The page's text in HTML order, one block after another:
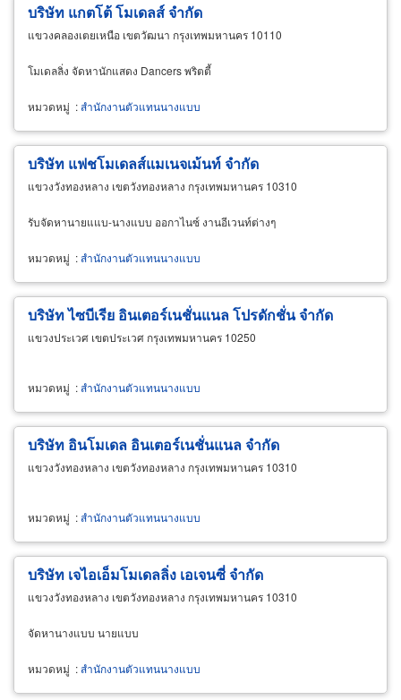
บริษัท แกตโต้ โมเดลส์ จำกัด
แขวงคลองเตยเหนือ เขตวัฒนา กรุงเทพมหานคร 10110
โมเดลลิ่ง จัดหานักแสดง Dancers พริตตี้
หมวดหมู่ :สำนักงานตัวแทนนางแบบ
บริษัท แฟชโมเดลส์แมเนจเม้นท์ จำกัด
แขวงวังทองหลาง เขตวังทองหลาง กรุงเทพมหานคร 10310
รับจัดหานายแแบ-นางแบบ ออกาไนซ์ งานอีเวนท์ต่างๆ
หมวดหมู่ :สำนักงานตัวแทนนางแบบ
บริษัท ไซบีเรีย อินเตอร์เนชั่นแนล โปรดักชั่น จำกัด
แขวงประเวศ เขตประเวศ กรุงเทพมหานคร 10250
หมวดหมู่ :สำนักงานตัวแทนนางแบบ
บริษัท อินโมเดล อินเตอร์เนชั่นแนล จำกัด
แขวงวังทองหลาง เขตวังทองหลาง กรุงเทพมหานคร 10310
หมวดหมู่ :สำนักงานตัวแทนนางแบบ
บริษัท เจไอเอ็มโมเดลลิ่ง เอเจนซี่ จำกัด
แขวงวังทองหลาง เขตวังทองหลาง กรุงเทพมหานคร 10310
จัดหานางแบบ นายแบบ
หมวดหมู่ :สำนักงานตัวแทนนางแบบ